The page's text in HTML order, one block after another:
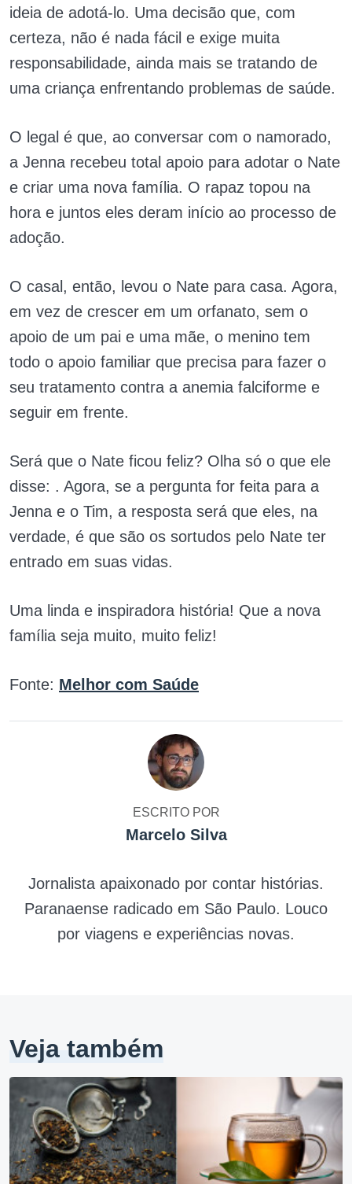
ideia de adotá-lo. Uma decisão que, com
certeza, não é nada fácil e exige muita
responsabilidade, ainda mais se tratando de
uma criança enfrentando problemas de saúde.
O legal é que, ao conversar com o namorado,
a Jenna recebeu total apoio para adotar o Nate
e criar uma nova família. O rapaz topou na
hora e juntos eles deram início ao processo de
adoção.
O casal, então, levou o Nate para casa. Agora,
em vez de crescer em um orfanato, sem o
apoio de um pai e uma mãe, o menino tem
todo o apoio familiar que precisa para fazer o
seu tratamento contra a anemia falciforme e
seguir em frente.
Será que o Nate ficou feliz? Olha só o que ele
disse: . Agora, se a pergunta for feita para a
Jenna e o Tim, a resposta será que eles, na
verdade, é que são os sortudos pelo Nate ter
entrado em suas vidas.
Uma linda e inspiradora história! Que a nova
família seja muito, muito feliz!
Fonte: Melhor com Saúde
ESCRITO POR
Marcelo Silva
Jornalista apaixonado por contar histórias.
Paranaense radicado em São Paulo. Louco
por viagens e experiências novas.
Veja também